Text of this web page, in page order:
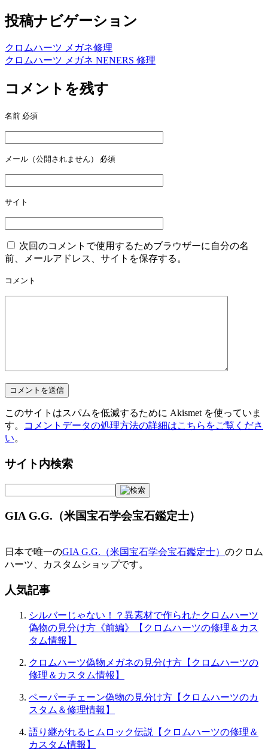
投稿ナビゲーション
クロムハーツ メガネ修理
クロムハーツ メガネ NENERS 修理
コメントを残す
名前 必須
メール（公開されません） 必須
サイト
次回のコメントで使用するためブラウザーに自分の名
前、メールアドレス、サイトを保存する。
コメント
このサイトはスパムを低減するために Akismet を使っていま
す。
コメントデータの処理方法の詳細はこちらをご覧くださ
い。
サイト内検索
GIA G.G.（米国宝石学会宝石鑑定士）
日本で唯一のGIA G.G.（米国宝石学会宝石鑑定士） のクロム
ハーツ、カスタムショップです。
人気記事
シルバーじゃない！？異素材で作られたクロムハーツ
偽物の見分け方《前編》【クロムハーツの修理＆カス
タム情報】
クロムハーツ偽物メガネの見分け方【クロムハーツの
修理＆カスタム情報】
ペーパーチェーン偽物の見分け方【クロムハーツのカ
スタム＆修理情報】
語り継がれるヒムロック伝説【クロムハーツの修理＆
カスタム情報】